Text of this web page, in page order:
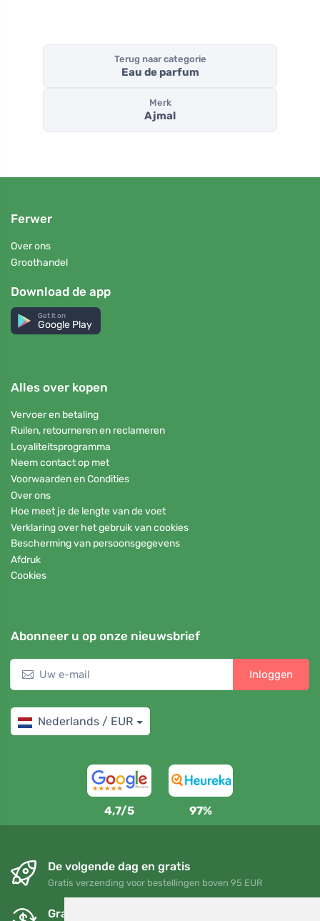
Terug naar categorie
Eau de parfum
Merk
Ajmal
Ferwer
Over ons
Groothandel
Download de app
Get it on
Google Play
Alles over kopen
Vervoer en betaling
Ruilen, retourneren en reclameren
Loyaliteitsprogramma
Neem contact op met
Voorwaarden en Condities
Over ons
Hoe meet je de lengte van de voet
Verklaring over het gebruik van cookies
Bescherming van persoonsgegevens
Afdruk
Cookies
Abonneer u op onze nieuwsbrief
Inloggen
Nederlands / EUR
4,7/5 97%
De volgende dag en gratis
Gratis verzending voor bestellingen boven 95 EUR
Gratis ruilen en retourneren